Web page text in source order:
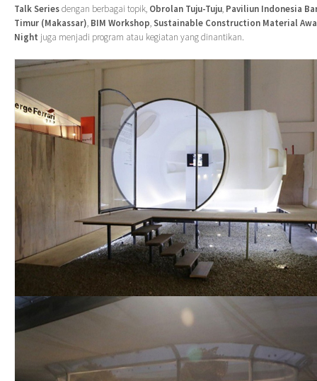
Talk Seriesdengan berbagai topik, Obrolan Tuju-Tuju, Paviliun Indonesia
Timur (Makassar), BIM Workshop,Sustainable Construction Material
Night juga menjadi program atau kegiatan yang dinantikan.